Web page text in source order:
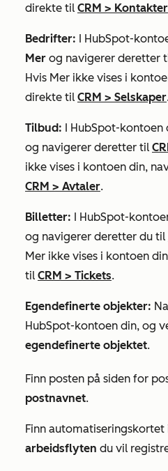
direkte til CRM > Kontakter
Bedrifter: I HubSpot-
Mer og navigerer deretter
Hvis Mer ikke vises i
direkte til CRM > Selskaper
Tilbud: I HubSpot-kontoen
og navigerer deretter til
ikke vises i kontoen din,
CRM > Avtaler.
Billetter: I HubSpot-
og navigerer deretter du til
Mer ikke vises i kontoen
til CRM > Tickets.
Egendefinerte objekter:
HubSpot-kontoen din, og
egendefinerte objektet.
Finn posten på siden for
postnavnet.
Finn
arbeidsflyten du vil